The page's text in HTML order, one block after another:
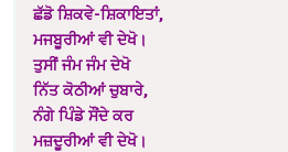
ਛੱਡੋ ਸ਼ਿਕਵੇ-ਸ਼ਿਕਾਇਤਾਂ,
ਮਜਬੂਰੀਆਂ ਵੀ ਦੇਖੋ।
ਤੁਸੀਂ ਜੰਮ ਜੰਮ ਦੇਖੋ
ਨਿੱਤ ਕੋਠੀਆਂ ਚੁਬਾਰੇ,
ਨੰਗੇ ਪਿੰਡੇ ਸੌਂਦੇ ਕਰ
ਮਜ਼ਦੂਰੀਆਂ ਵੀ ਦੇਖੋ।